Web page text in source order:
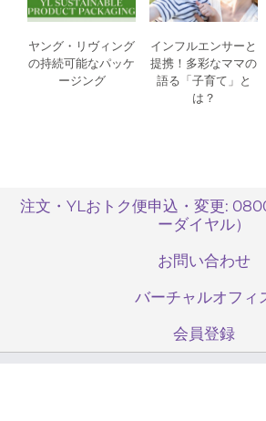
ヤング・リヴィング
の持続可能なパッケ
ージング
インフルエンサーと
提携！多彩なママの
語る「子育て」と
は？
注文・YLおトク便申込・変更:
ーダイヤル）
お問い合わせ
バーチャルオフィ
会員登録